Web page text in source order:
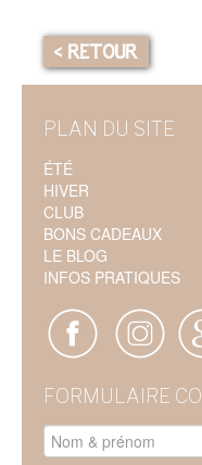
< RETOUR
PLAN DU SITE
ÉTÉ
HIVER
CLUB
BONS CADEAUX
LE BLOG
INFOS PRATIQUES
FORMULAIRE